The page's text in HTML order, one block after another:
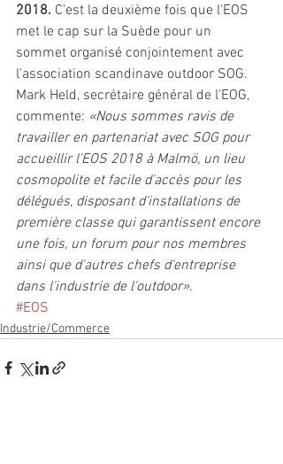
2018. C'est la deuxième fois que l'EOS
met le cap sur la Suède pour un
sommet organisé conjointement avec
l'association scandinave outdoor SOG.
Mark Held, secrétaire général de l'EOG,
commente: «Nous sommes ravis de
travailler en partenariat avec SOG pour
accueillir l'EOS 2018 à Malmö, un lieu
cosmopolite et facile d'accès pour les
délégués, disposant d'installations de
première classe qui garantissent encore
une fois, un forum pour nos membres
ainsi que d'autres chefs d'entreprise
dans l'industrie de l'outdoor».
#EOS
Industrie/Commerce